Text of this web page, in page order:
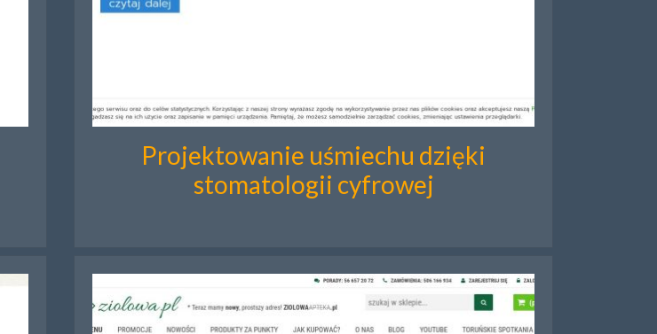
Projektowanie uśmiechu dzięki
stomatologii cyfrowej